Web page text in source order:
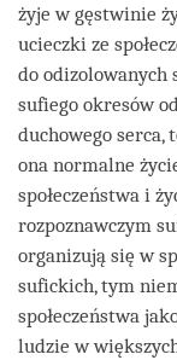
żyje w gęstwinie
ucieczki ze
do odizolowanych
sufiego okresów
duchowego serca,
ona normalne
społeczeństwa i
rozpoznawczym
organizują się w
sufickich, tym
społeczeństwa
ludzie w